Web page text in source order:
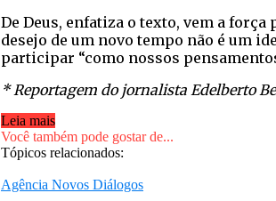
De Deus, enfatiza o texto, vem a
desejo de um novo tempo não é um
participar “como nossos
* Reportagem do jornalista Edelberto
Leia mais
Você também pode gostar de...
Tópicos relacionados:
Agência Novos Diálogos